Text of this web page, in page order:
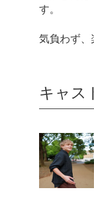
す。
気負わず、
キャス